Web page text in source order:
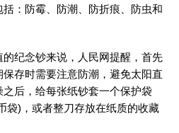
：防霉、防潮、防折痕、防虫和
纪念钞来说，人民网提醒，首先
存时需要注意防潮，避免太阳直
后，给每张纸钞套一个保护袋
袋)，或者整刀存放在纸质的收藏